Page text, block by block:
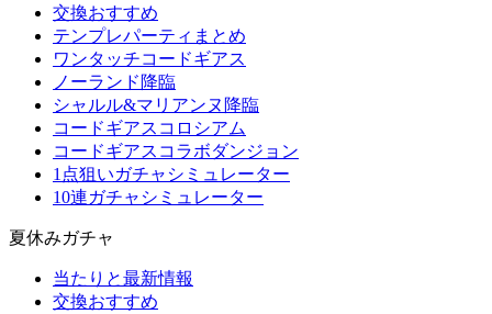
交換おすすめ
テンプレパーティまとめ
ワンタッチコードギアス
ノーランド降臨
シャルル&マリアンヌ降臨
コードギアスコロシアム
コードギアスコラボダンジョン
1点狙いガチャシミュレーター
10連ガチャシミュレーター
夏休みガチャ
当たりと最新情報
交換おすすめ